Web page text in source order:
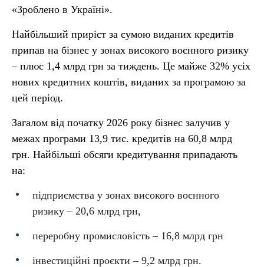
«Зроблено в Україні».
Найбільший приріст за сумою виданих кредитів
припав на бізнес у зонах високого воєнного ризику
– плюс 1,4 млрд грн за тиждень. Це майже 32% усіх
нових кредитних коштів, виданих за програмою за
цей період.
Загалом від початку 2026 року бізнес залучив у
межах програми 13,9 тис. кредитів на 60,8 млрд
грн. Найбільші обсяги кредитування припадають
на:
підприємства у зонах високого воєнного
ризику – 20,6 млрд грн,
переробну промисловість – 16,8 млрд грн
інвестиційні проєкти – 9,2 млрд грн.